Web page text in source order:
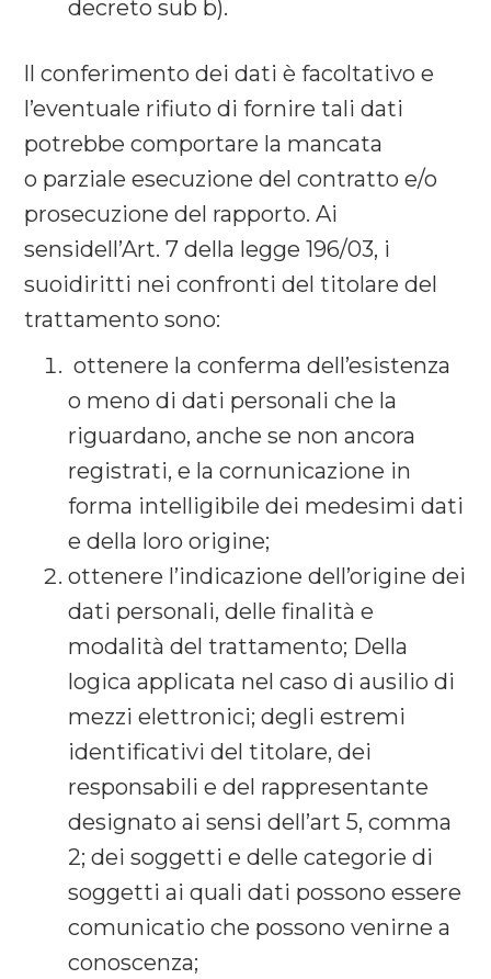
decreto sub b).
ll conferimento dei dati è facoltativo e
l’eventuale rifiuto di fornire tali dati
potrebbe comportare la mancata
o parziale esecuzione del contratto e/o
prosecuzione del rapporto. Ai
sensidell’Art. 7 della legge 196/03, i
suoidiritti nei confronti del titolare del
trattamento sono:
ottenere la conferma dell’esistenza
o meno di dati personali che la
riguardano, anche se non ancora
registrati, e la cornunicazione in
forma intelligibile dei medesimi dati
e della loro origine;
ottenere l’indicazione dell’origine dei
dati personali, delle finalità e
modalità del trattamento; Della
logica applicata nel caso di ausilio di
mezzi elettronici; degli estremi
identificativi del titolare, dei
responsabili e del rappresentante
designato ai sensi dell’art 5, comma
2; dei soggetti e delle categorie di
soggetti ai quali dati possono essere
comunicatio che possono venirne a
conoscenza;